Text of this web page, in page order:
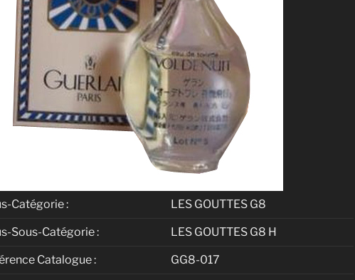
Catégorie : LES GOUTTES G8
Sous-Catégorie : LES GOUTTES G8 H
Catalogue : GG8-017